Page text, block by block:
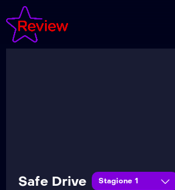
Safe Drive Stagione 1